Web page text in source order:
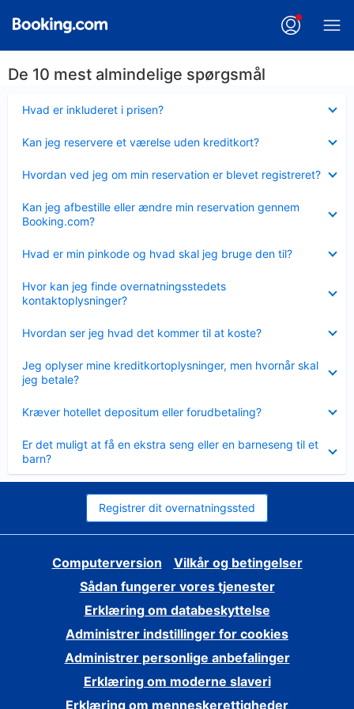
De 10 mest almindelige spørgsmål
Hvad er inkluderet i prisen?
Kan jeg reservere et værelse uden kreditkort?
Hvordan ved jeg om min reservation er blevet registreret?
Kan jeg afbestille eller ændre min reservation gennem
Booking.com?
Hvad er min pinkode og hvad skal jeg bruge den til?
Hvor kan jeg finde overnatningsstedets
kontaktoplysninger?
Hvordan ser jeg hvad det kommer til at koste?
Jeg oplyser mine kreditkortoplysninger, men hvornår skal
jeg betale?
Kræver hotellet depositum eller forudbetaling?
Er det muligt at få en ekstra seng eller en barneseng til et
barn?
Registrer dit overnatningssted
Computerversion
Vilkår og betingelser
Sådan fungerer vores tjenester
Erklæring om databeskyttelse
Administrer indstillinger for cookies
Administrer personlige anbefalinger
Erklæring om moderne slaveri
Erklæring om menneskerettigheder